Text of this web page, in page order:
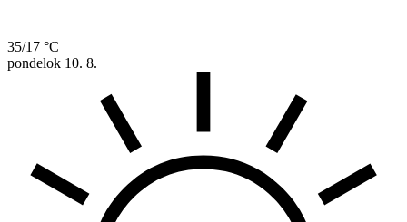
35/17 °C
pondelok 10. 8.